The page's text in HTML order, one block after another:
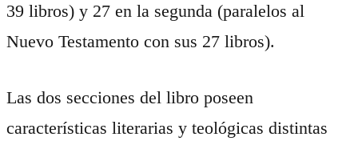
39 libros) y 27 en la segunda (paralelos al
Nuevo Testamento con sus 27 libros).
Las dos secciones del libro poseen
características literarias y teológicas distintas